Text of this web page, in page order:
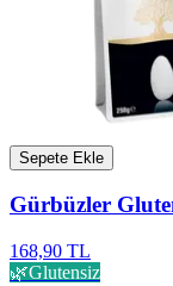
Sepete Ekle
Gürbüzler
168,90 TL
🌿Glutensiz